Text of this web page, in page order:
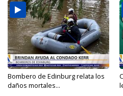
Bombero de Edinburg relata los
daños mortales...